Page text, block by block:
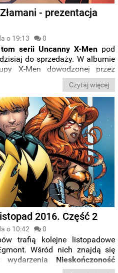
- prezentacja
o 19:13 0
serii Uncanny X-Men pod
do sprzedaży. W albumie
X-Men dowodzonej przez
trafiła do piekła. Za
tomie serii odpowiada Brian
Czytaj więcej
2016. Część 2
o 10:42 0
trafią kolejne listopadowe
Wśród nich znajdą się
wydarzenia Nieskończoność
i Guardians of the Galaxy. W